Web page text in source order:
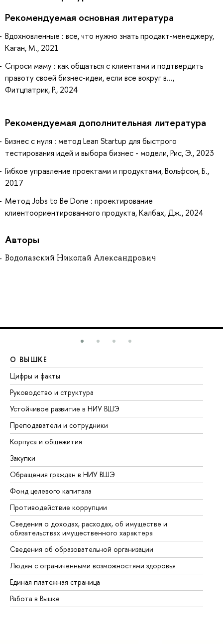
Рекомендуемая основная литература
Вдохновленные : все, что нужно знать продакт-менеджеру,
Каган, М., 2021
Спроси маму : как общаться с клиентами и подтвердить
правоту своей бизнес-идеи, если все вокруг в...,
Фитцпатрик, Р., 2024
Рекомендуемая дополнительная литература
Бизнес с нуля : метод Lean Startup для быстрого
тестирования идей и выбора бизнес - модели, Рис, Э., 2023
Гибкое управление проектами и продуктами, Вольфсон, Б.,
2017
Метод Jobs to Be Done : проектирование
клиентоориентированного продукта, Калбах, Дж., 2024
Авторы
Водолазский Николай Александрович
О ВЫШКЕ
Цифры и факты
Руководство и структура
Устойчивое развитие в НИУ ВШЭ
Преподаватели и сотрудники
Корпуса и общежития
Закупки
Обращения граждан в НИУ ВШЭ
Фонд целевого капитала
Противодействие коррупции
Сведения о доходах, расходах, об имуществе и
обязательствах имущественного характера
Сведения об образовательной организации
Людям с ограниченными возможностями здоровья
Единая платежная страница
Работа в Вышке